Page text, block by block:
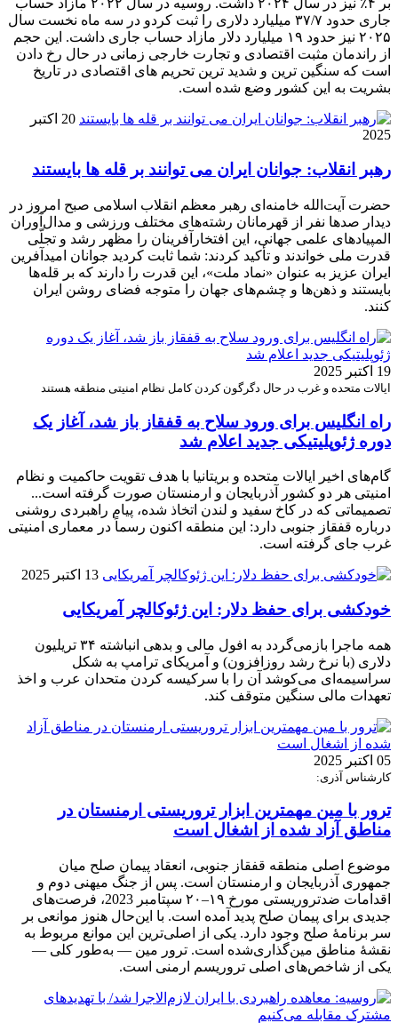
بر ۴٪ نیز در سال ۲۰۲۴ داشت‌. روسیه در سال ۲۰۲۲ مازاد حساب
جاری حدود ۳۷/۷ میلیارد دلاری را ثبت کردو در سه ماه نخست سال
۲۰۲۵ نیز حدود ۱۹ میلیارد دلار مازاد حساب جاری داشت. این حجم
از راندمان مثبت اقتصادی و تجارت خارجی زمانی در حال رخ دادن
است که سنگین ترین و شدید ترین تحریم های اقتصادی در تاریخ
بشریت به این کشور وضع شده است.
20 اکتبر
2025
رهبر انقلاب: جوانان ایران می توانند بر قله ها بایستند
حضرت آیت‌الله خامنه‌ای رهبر معظم انقلاب اسلامی صبح امروز در
دیدار صدها نفر از قهرمانان رشته‌های مختلف ورزشی و مدال‌آوران
المپیادهای علمی جهانی، این افتخارآفرینان را مظهر رشد و تجلّی
قدرت ملی خواندند و تأکید کردند: شما ثابت کردید جوانان امیدآفرین
ایران عزیز به عنوان «نماد ملت»، این قدرت را دارند که بر قله‌ها
بایستند و ذهن‌ها و چشم‌های جهان را متوجه فضای روشن ایران
کنند.
19 اکتبر 2025
ایالات متحده و غرب در حال دگرگون کردن کامل نظام امنیتی منطقه هستند
راه انگلیس برای ورود سلاح به قفقاز باز شد، آغاز یک
دوره ژئوپلیتیکی جدید اعلام شد
گام‌های اخیر ایالات متحده و بریتانیا با هدف تقویت حاکمیت و نظام
امنیتی هر دو کشور آذربایجان و ارمنستان صورت گرفته است...
تصمیماتی که در کاخ سفید و لندن اتخاذ شده، پیام راهبردی روشنی
درباره قفقاز جنوبی دارد: این منطقه اکنون رسماً در معماری امنیتی
غرب جای گرفته است.
13 اکتبر 2025
خودکشی برای حفظ دلار: این ژئوکالچر آمریکایی
همه ماجرا بازمی‌گردد به افول مالی و بدهی انباشته ۳۴ تریلیون
دلاری (با نرخ رشد روزافزون) و آمریکای ترامپ به شکل
سراسیمه‌ای می‌کوشد آن را با سرکیسه کردن متحدان عرب و اخذ
تعهدات مالی سنگین متوقف کند.
05 اکتبر 2025
کارشناس آذری:
ترور با مین مهمترین ابزار تروریستی ارمنستان در
مناطق آزاد شده از اشغال است
موضوع اصلی منطقه قفقاز جنوبی، انعقاد پیمان صلح میان
جمهوری آذربایجان و ارمنستان است. پس از جنگ میهنی دوم و
اقدامات ضدتروریستی مورخ ۱۹–۲۰ سپتامبر 2023، فرصت‌های
جدیدی برای پیمان صلح پدید آمده است. با این‌حال هنوز موانعی بر
سر برنامهٔ صلح وجود دارد. یکی از اصلی‌ترین این موانع مربوط به
نقشهٔ مناطق مین‌گذاری‌شده است. ترور مین — به‌طور کلی —
یکی از شاخص‌های اصلی تروریسم ارمنی است.